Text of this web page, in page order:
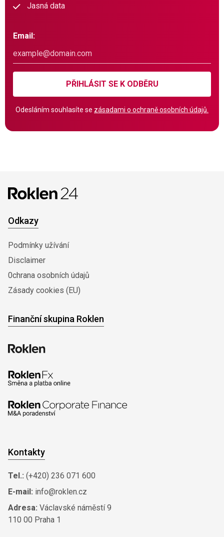
Jasná data
Email:
PŘIHLÁSIT SE K ODBĚRU
Odesláním souhlasíte se zásadami o ochraně osobních údajů.
Odkazy
Podmínky užívání
Disclaimer
0chrana osobních údajů
Zásady cookies (EU)
Finanční skupina Roklen
Kontakty
Tel.: (+420) 236 071 600
E-mail: info@roklen.cz
Adresa: Václavské náměstí 9
110 00 Praha 1